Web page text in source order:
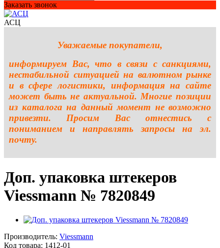
Заказать звонок
АСЦ
Уважаемые покупатели,
информируем Вас, что в связи с санкциями,
нестабильной ситуацией на валютном рынке
и в сфере логистики, информация на сайте
может быть не актуальной. Многие позиции
из каталога на данный момент не возможно
привезти. Просим Вас отнестись с
пониманием и направлять запросы на эл.
почту.
Доп. упаковка штекеров
Viessmann № 7820849
Производитель: Viessmann
Код товара: 1412-01